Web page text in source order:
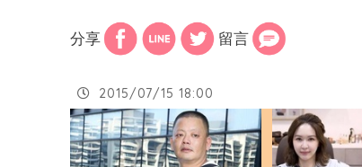
分享 留言
2015/07/15 18:00